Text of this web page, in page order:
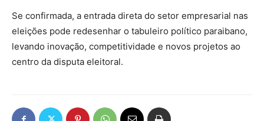
Se confirmada, a entrada direta do setor empresarial nas
eleições pode redesenhar o tabuleiro político paraibano,
levando inovação, competitividade e novos projetos ao
centro da disputa eleitoral.